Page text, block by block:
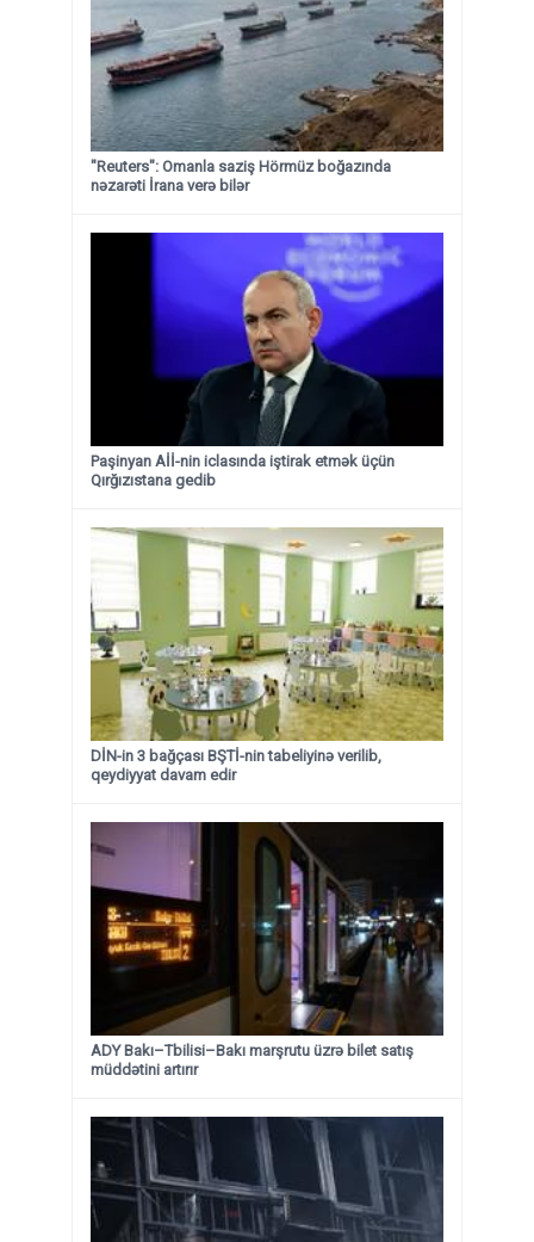
"Reuters": Omanla saziş Hörmüz boğazında
nəzarəti İrana verə bilər
Paşinyan Aİİ-nin iclasında iştirak etmək üçün
Qırğızıstana gedib
DİN-in 3 bağçası BŞTİ-nin tabeliyinə verilib,
qeydiyyat davam edir
ADY Bakı–Tbilisi–Bakı marşrutu üzrə bilet satış
müddətini artırır